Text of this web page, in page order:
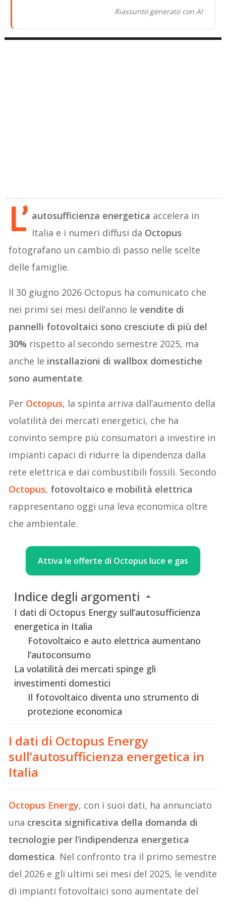
Riassunto generato con AI
L’ autosufficienza energetica accelera in
Italia e i numeri diffusi da Octopus
fotografano un cambio di passo nelle scelte
delle famiglie.
Il 30 giugno 2026 Octopus ha comunicato che
nei primi sei mesi dell’anno levendite di
pannelli fotovoltaici sono cresciute di più del
30% rispetto al secondo semestre 2025, ma
anche le installazioni di wallbox domestiche
sono aumentate.
Per Octopus, la spinta arriva dall’aumento della
volatilità dei mercati energetici, che ha
convinto sempre più consumatori a investire in
impianti capaci di ridurre la dipendenza dalla
rete elettrica e dai combustibili fossili. Secondo
Octopus, fotovoltaico e mobilità elettrica
rappresentano oggi una leva economica oltre
che ambientale.
Attiva le offerte di Octopus luce e gas
Indice degli argomenti
I dati di Octopus Energy sull’autosufficienza
energetica in Italia
Fotovoltaico e auto elettrica aumentano
l’autoconsumo
La volatilità dei mercati spinge gli
investimenti domestici
Il fotovoltaico diventa uno strumento di
protezione economica
I dati di Octopus Energy
sull’autosufficienza energetica in
Italia
Octopus Energy, con i suoi dati, ha annunciato
una crescita significativa della domanda di
tecnologie per l’indipendenza energetica
domestica. Nel confronto tra il primo semestre
del 2026 e gli ultimi sei mesi del 2025, le vendite
di impianti fotovoltaici sono aumentate del